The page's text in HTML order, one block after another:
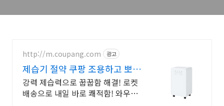
http://m.coupang.com 광고
제습기 절약 쿠팡 조용하고 뽀송
하게
강력 제습력으로 꿉꿉함 해결! 로켓
배송으로 내일 바로 쾌적함! 와우회